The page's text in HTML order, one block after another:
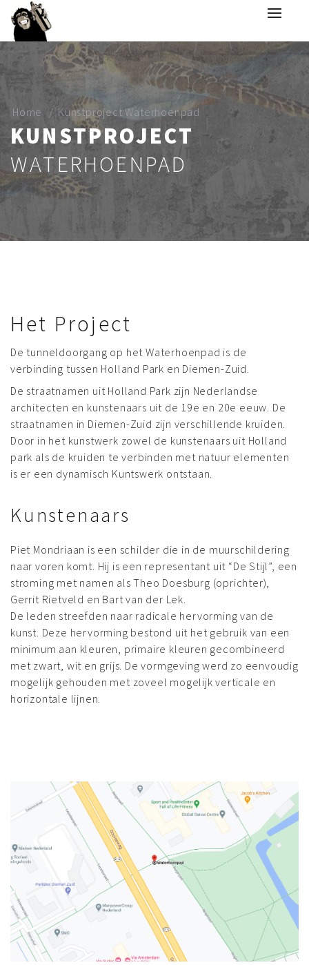
Home Kunstproject Waterhoenpad
KUNSTPROJECT
WATERHOENPAD
Het Project
De tunneldoorgang op het Waterhoenpad is de
verbinding tussen Holland Park en Diemen-Zuid.
De straatnamen uit Holland Park zijn Nederlandse
architecten en kunstenaars uit de 19e en 20e eeuw. De
straatnamen in Diemen-Zuid zijn verschillende kruiden.
Door in het kunstwerk zowel de kunstenaars uit Holland
park als de kruiden te verbinden met natuur elementen
is er een dynamisch Kuntswerk ontstaan.
Kunstenaars
Piet Mondriaan is een schilder die in de muurschildering
naar voren komt. Hij is een representant uit “De Stijl”, een
stroming met namen als Theo Doesburg (oprichter),
Gerrit Rietveld en Bart van der Lek.
De leden streefden naar radicale hervorming van de
kunst. Deze hervorming bestond uit het gebruik van een
minimum aan kleuren, primaire kleuren gecombineerd
met zwart, wit en grijs. De vormgeving werd zo eenvoudig
mogelijk gehouden met zoveel mogelijk verticale en
horizontale lijnen.